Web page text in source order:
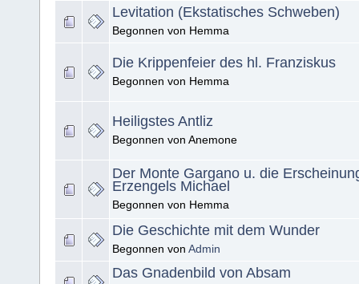
Levitation (Ekstatisches Schweben)
Begonnen von Hemma
Die Krippenfeier des hl. Franziskus
Begonnen von Hemma
Heiligstes Antliz
Begonnen von Anemone
Der Monte Gargano u. die
Erzengels Michael
Begonnen von Hemma
Die Geschichte mit dem Wunder
Begonnen von Admin
Das Gnadenbild von Absam